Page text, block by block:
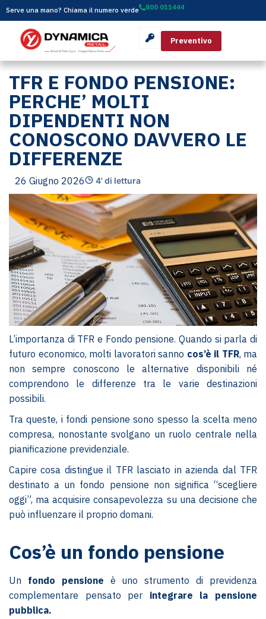
Serve una mano? Chiama il numero verde 800 011444
Preventivo
TFR E FONDO PENSIONE:
PERCHE’ MOLTI
DIPENDENTI NON
CONOSCONO DAVVERO LE
DIFFERENZE
26 Giugno 2026 4' di lettura
L’importanza di TFR e Fondo pensione. Quando si parla di
futuro economico, molti lavoratori sanno cos’è il TFR, ma
non sempre conoscono le alternative disponibili né
comprendono le differenze tra le varie destinazioni
possibili.
Tra queste, i fondi pensione sono spesso la scelta meno
compresa, nonostante svolgano un ruolo centrale nella
pianificazione previdenziale.
Capire cosa distingue il TFR lasciato in azienda dal TFR
destinato a un fondo pensione non significa “scegliere
oggi”, ma acquisire consapevolezza su una decisione che
può influenzare il proprio domani.
Cos’è un fondo pensione
Un fondo pensione è uno strumento di previdenza
complementare pensato per integrare la pensione
pubblica.